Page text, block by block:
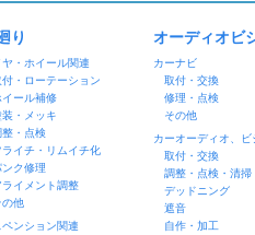
り
ヤ・ホイール関連
付・ローテーション
イール補修
装・メッキ
整・点検
ライチ・リムイチ化
ンク修理
ライメント調整
の他
ペンション関連
オーディオビ
カーナビ
取付・交換
修理・点検
その他
カーオーディオ、ビ
取付・交換
調整・点検・清掃
デッドニング
遮音
自作・加工